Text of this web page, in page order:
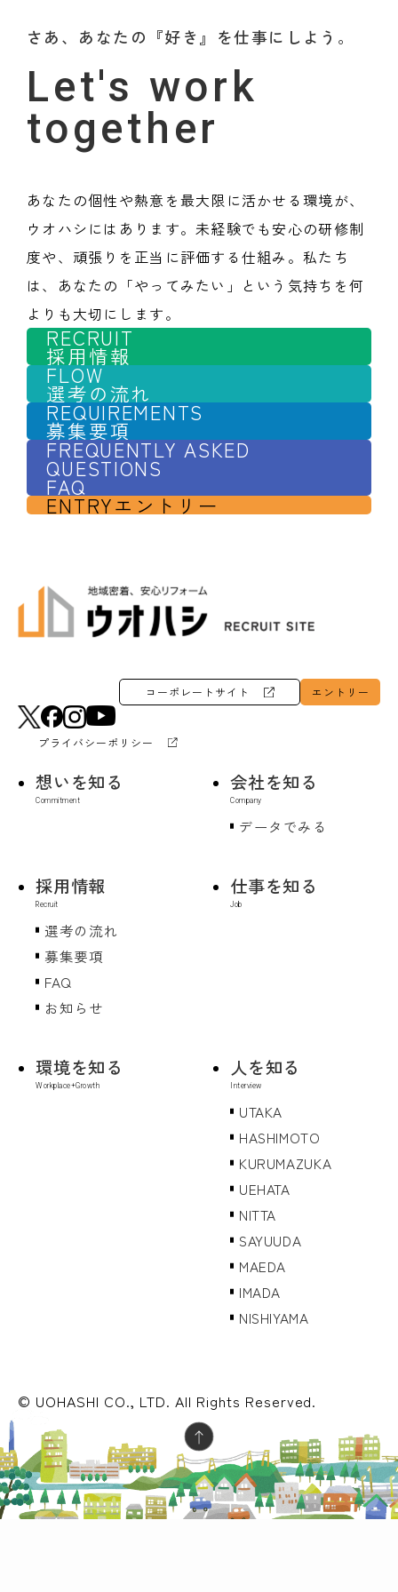
さあ、あなたの『好き』を仕事にしよう。
Let's work
together
あなたの個性や熱意を最大限に活かせる環境が、
ウオハシにはあります。未経験でも安心の研修制
度や、頑張りを正当に評価する仕組み。私たち
は、あなたの「やってみたい」という気持ちを何
よりも大切にします。
RECRUIT
採用情報
FLOW
選考の流れ
REQUIREMENTS
募集要項
FREQUENTLY ASKED
QUESTIONS
FAQ
ENTRYエントリー
コーポレートサイト エントリー
プライバシーポリシー
想いを知る 会社を知る
データでみる
採用情報
選考の流れ
募集要項
FAQ
お知らせ
仕事を知る
環境を知る 人を知る
UTAKA
HASHIMOTO
KURUMAZUKA
UEHATA
NITTA
SAYUUDA
MAEDA
IMADA
NISHIYAMA
© UOHASHI CO., LTD. All Rights Reserved.